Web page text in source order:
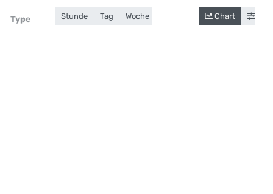
Zoom Stunde Tag Woche Jahr Gesamt
Type Chart